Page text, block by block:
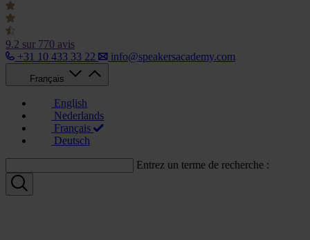
9.2 sur 770 avis
+31 10 433 33 22
info@speakersacademy.com
Français
English
Nederlands
Français
Deutsch
Entrez un terme de recherche :